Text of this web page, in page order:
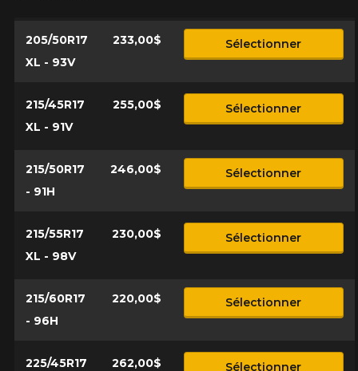
205/50R17
XL - 93V
233,00$ Sélectionner
215/45R17
XL - 91V
255,00$ Sélectionner
215/50R17
- 91H
246,00$ Sélectionner
215/55R17
XL - 98V
230,00$ Sélectionner
215/60R17
- 96H
220,00$ Sélectionner
225/45R17 262,00$ Sélectionner